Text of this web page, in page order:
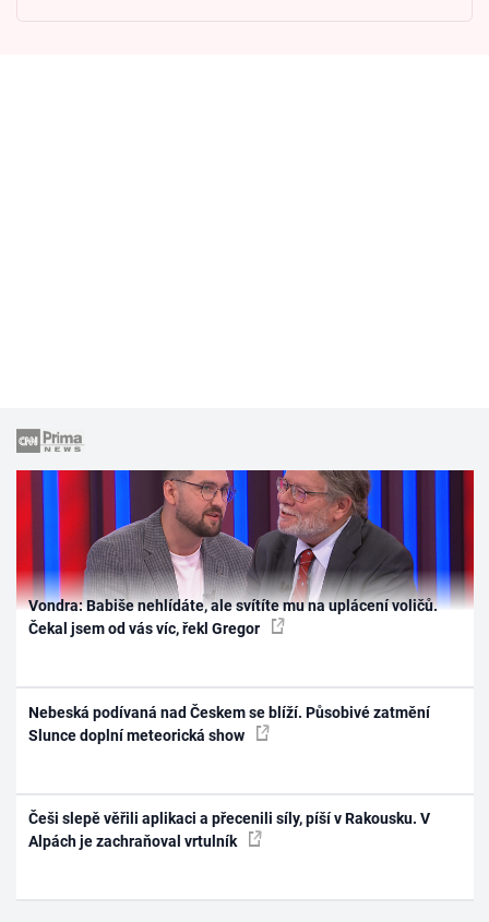
Vondra: Babiše nehlídáte, ale svítíte mu na uplácení voličů.
Čekal jsem od vás víc, řekl Gregor
Nebeská podívaná nad Českem se blíží. Působivé zatmění
Slunce doplní meteorická show
Češi slepě věřili aplikaci a přecenili síly, píší v Rakousku. V
Alpách je zachraňoval vrtulník